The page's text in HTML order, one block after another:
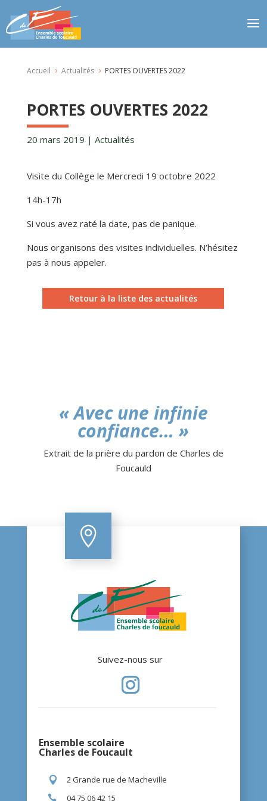
Accueil 5 Actualités 5 PORTES OUVERTES 2022
PORTES OUVERTES 2022
20 mars 2019 | Actualités
Visite du Collège le Mercredi 19 octobre 2022
14h-17h
Si vous avez raté la date, pas de panique.
Nous organisons des visites individuelles. N’hésitez
pas à nous appeler.
Retour à la liste des actualités
« Avec une infinie
confiance… »
Extrait de la prière du pardon de Charles de
Foucauld

Suivez-nous sur
Ensemble scolaire
Charles de Foucault
 2 Grande rue de Macheville
 04 75 06 42 15